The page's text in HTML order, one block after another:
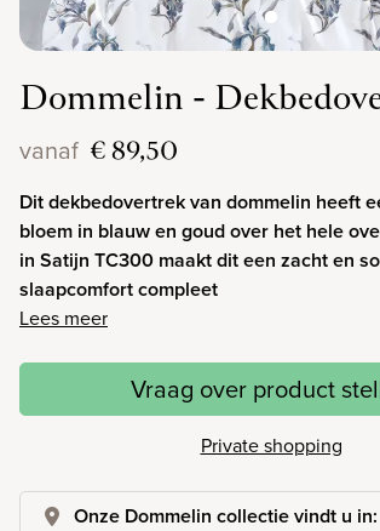
Dommelin -
vanaf € 89,50
Dit dekbedovertrek van dommelin heeft
bloem in blauw en goud over het hele
in Satijn TC300 maakt dit een zacht en
slaapcomfort compleet
Lees meer
Vraag over product
Private shopping
Onze Dommelin collectie vindt u in: